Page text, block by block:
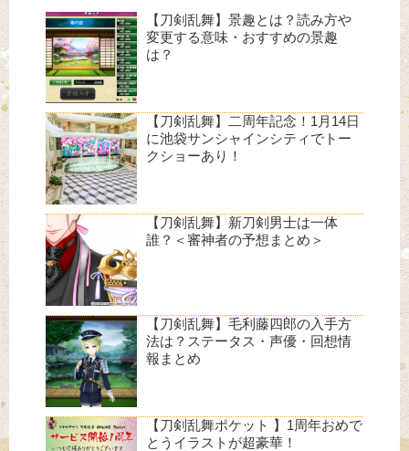
【刀剣乱舞】景趣とは？読み方や
変更する意味・おすすめの景趣
は？
【刀剣乱舞】二周年記念！1月14日
に池袋サンシャインシティでトー
クショーあり！
【刀剣乱舞】新刀剣男士は一体
誰？＜審神者の予想まとめ＞
【刀剣乱舞】毛利藤四郎の入手方
法は？ステータス・声優・回想情
報まとめ
【刀剣乱舞ポケット 】1周年おめで
とうイラストが超豪華！